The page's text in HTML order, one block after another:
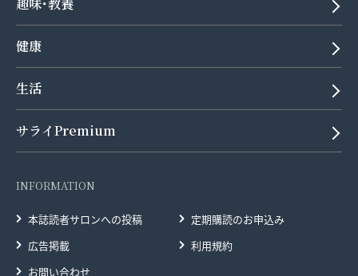
健康
生活
サライPremium
INFORMATION
本誌読者サロンへの投稿
定期購読のお申込み
広告掲載
利用規約
お問い合わせ